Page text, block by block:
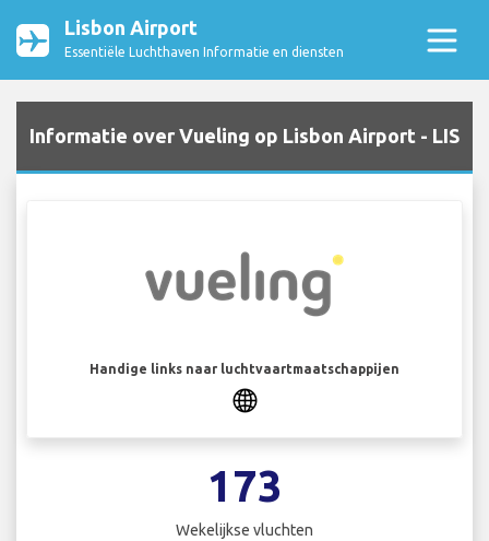
Lisbon Airport
Essentiële Luchthaven Informatie en diensten
Informatie over Vueling op Lisbon Airport - LIS
Handige links naar luchtvaartmaatschappijen
173
Wekelijkse vluchten